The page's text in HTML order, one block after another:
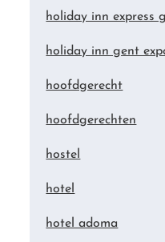
holiday inn express
holiday inn gent
hoofdgerecht
hoofdgerechten
hostel
hotel
hotel adoma